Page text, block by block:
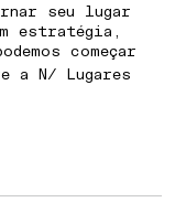
seu lugar
estratégia,
começar
a N/ Lugares